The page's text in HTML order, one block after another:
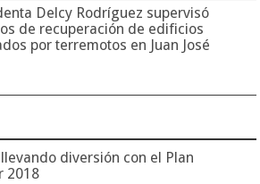
Delcy Rodríguez supervisó
de recuperación de edificios
por terremotos en Juan José
diversión con el Plan
2018